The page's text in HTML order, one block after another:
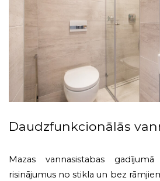
Daudzfunkcionālās
Mazas vannasistabas
risinājumus no stikla un bez